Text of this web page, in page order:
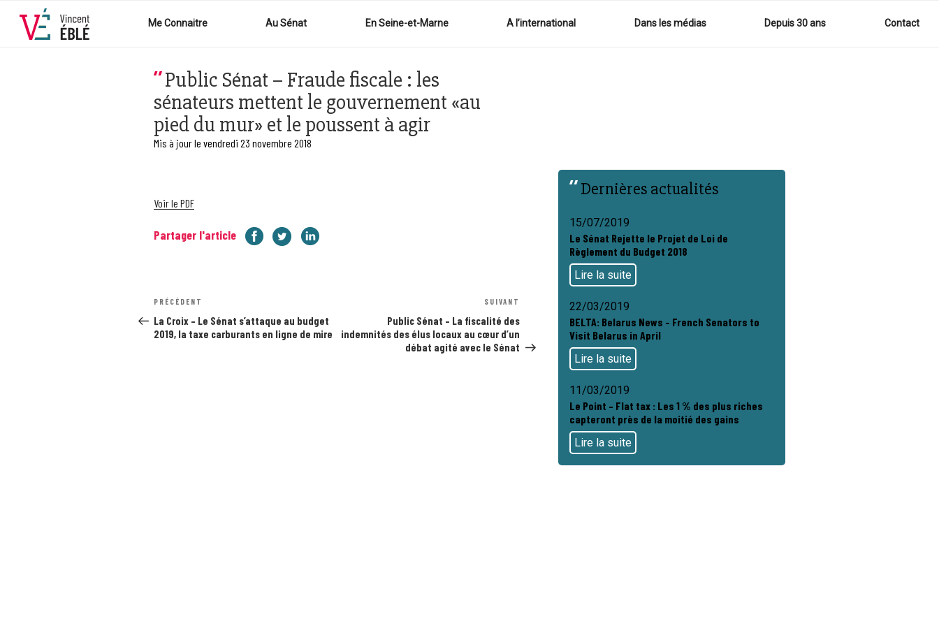
contenu
principal
Me Connaitre Au Sénat En Seine-et-Marne A l’international Dans les médias Depuis 30 ans Contact
Public Sénat – Fraude fiscale : les
sénateurs mettent le gouvernement «au
pied du mur» et le poussent à agir
Mis à jour le vendredi 23 novembre 2018
Voir le PDF
Partager l'article
de
l’article
Article
précédent
PRÉCÉDENT
La Croix – Le Sénat s’attaque au budget
2019, la taxe carburants en ligne de mire
SUIVANT
Public Sénat – La fiscalité des
indemnités des élus locaux au cœur d’un
débat agité avec le Sénat
Dernières actualités
15/07/2019
Le Sénat Rejette le Projet de Loi de
Règlement du Budget 2018
Lire la suite
22/03/2019
BELTA: Belarus News – French Senators to
Visit Belarus in April
Lire la suite
11/03/2019
Le Point – Flat tax : Les 1 % des plus riches
capteront près de la moitié des gains
Lire la suite